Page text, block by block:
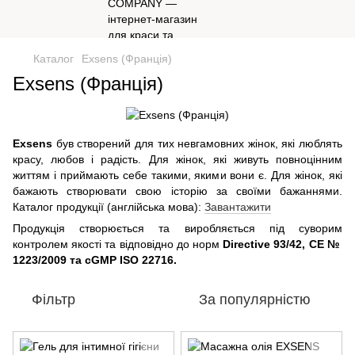
Каталог Exsens (Франція)
Exsens (Франція)
Exsens був створений для тих невгамовних жінок, які люблять
красу, любов і радість. Для жінок, які живуть повноцінним
життям і приймають себе такими, якими вони є. Для жінок, які
бажають створювати свою історію за своїми бажаннями.
Каталог продукції (англійська мова): Завантажити
Продукція створюється та виробляється під суворим
контролем якості та відповідно до норм Directive 93/42, CE №
1223/2009 та cGMP ISO 22716.
Фільтр За популярністю